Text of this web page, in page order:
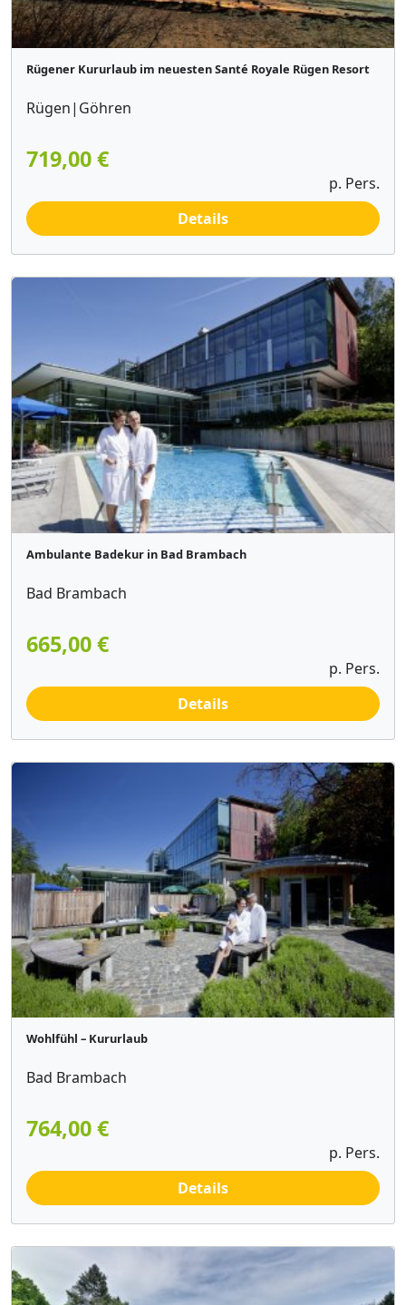
Rügener Kururlaub im neuesten Santé Royale Rügen Resort
Rügen|Göhren
719,00 €
p. Pers.
Details
Ambulante Badekur in Bad Brambach
Bad Brambach
665,00 €
p. Pers.
Details
Wohlfühl – Kururlaub
Bad Brambach
764,00 €
p. Pers.
Details